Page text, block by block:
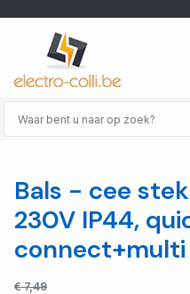
Bals - cee
230V IP44,
connect+multi
€ 7,49